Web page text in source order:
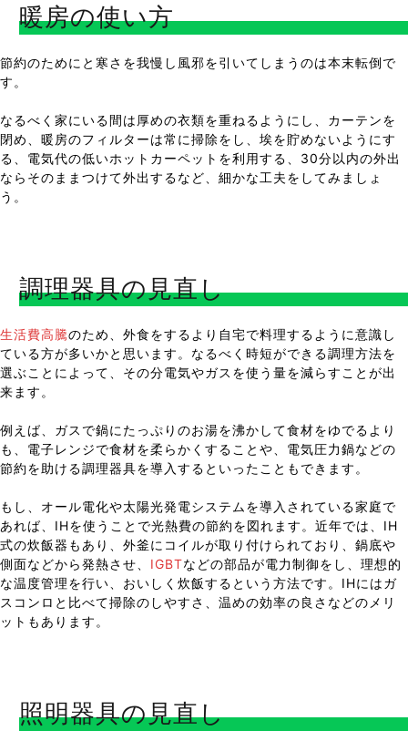
暖房の使い方
節約のためにと寒さを我慢し風邪を引いてしまうのは本末転倒で
す。
なるべく家にいる間は厚めの衣類を重ねるようにし、カーテンを
閉め、暖房のフィルターは常に掃除をし、埃を貯めないようにす
る、電気代の低いホットカーペットを利用する、30分以内の外出
ならそのままつけて外出するなど、細かな工夫をしてみましょ
う。
調理器具の見直し
生活費高騰のため、外食をするより自宅で料理するように意識し
ている方が多いかと思います。なるべく時短ができる調理方法を
選ぶことによって、その分電気やガスを使う量を減らすことが出
来ます。
例えば、ガスで鍋にたっぷりのお湯を沸かして食材をゆでるより
も、電子レンジで食材を柔らかくすることや、電気圧力鍋などの
節約を助ける調理器具を導入するといったこともできます。
もし、オール電化や太陽光発電システムを導入されている家庭で
あれば、IHを使うことで光熱費の節約を図れます。近年では、IH
式の炊飯器もあり、外釜にコイルが取り付けられており、鍋底や
側面などから発熱させ、 IGBTなどの部品が電力制御をし、理想的
な温度管理を行い、おいしく炊飯するという方法です。IHにはガ
スコンロと比べて掃除のしやすさ、温めの効率の良さなどのメリ
ットもあります。
照明器具の見直し